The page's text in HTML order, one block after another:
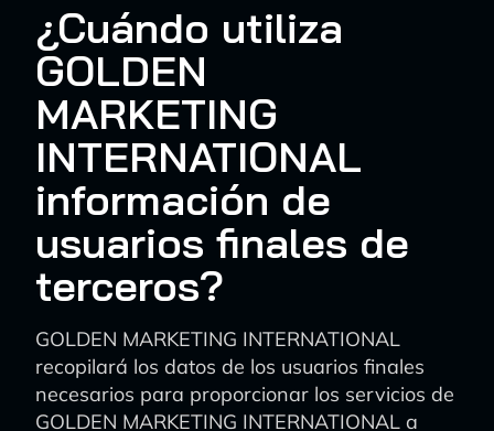
¿Cuándo utiliza
GOLDEN
MARKETING
INTERNATIONAL
información de
usuarios finales de
terceros?
GOLDEN MARKETING INTERNATIONAL
recopilará los datos de los usuarios finales
necesarios para proporcionar los servicios de
GOLDEN MARKETING INTERNATIONAL a